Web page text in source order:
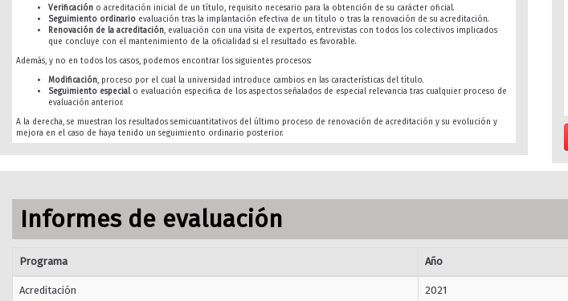
Verificación o acreditación inicial de un título, requisito necesario para la obtención de su carácter oficial.
Seguimiento ordinario evaluación tras la implantación efectiva de un título o tras la renovación de su acreditación.
Renovación de la acreditación, evaluación con una visita de expertos, entrevistas con todos los colectivos implicados
que concluye con el mantenimiento de la oficialidad si el resultado es favorable.
Además, y no en todos los casos, podemos encontrar los siguientes procesos:
Modificación, proceso por el cual la universidad introduce cambios en las características del título.
Seguimiento especialo evaluación especifica de los aspectos señalados de especial relevancia tras cualquier proceso de
evaluación anterior.
A la derecha, se muestran los resultados semicuantitativos del último proceso de renovación de acreditación y su evolución y
mejora en el caso de haya tenido un seguimiento ordinario posterior.
Informes de evaluación
Programa Año
Acreditación 2021